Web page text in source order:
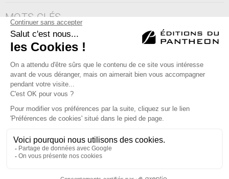
MOTS CLÉS
vieillesse, troisième âge, retraite, douceur, mélancolie, tranche
de vie, amitié
Éditions du Panthéon - 12, rue Antoine Bourdelle
75015 Paris
01 43 71 14 72
FAQ LIBRAIRIES MENTIONS LÉGALES